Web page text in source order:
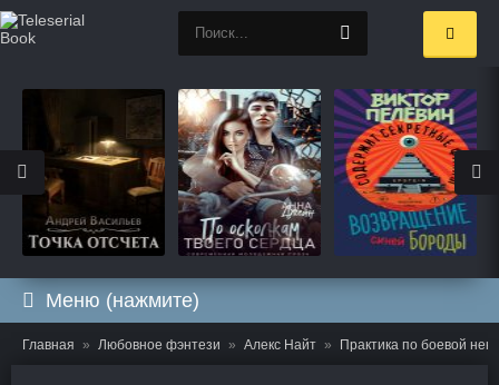
Меню (нажмите)
Главная Любовное фэнтези Алекс Найт Практика по боевой